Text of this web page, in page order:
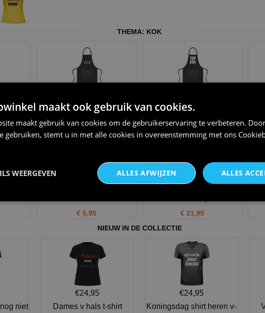
THEMA: KOK
fijnproever schort
Schort voor een Top Kok!
€ 5,95
€ 21,95
NIEUW IN DE COLLECTIE
niet
€24,95
Dames v hals t-shirt
€24,95
Koningsdag shirt heren v-
maakt ook gebruik van cookies.
maakt gebruik van cookies om de gebruikerservaring te verbeteren.
gebruiken, stemt u in met alle cookies in overeenstemming met ons
ALLES
ALLES AFWIJZEN
WEERGEVEN